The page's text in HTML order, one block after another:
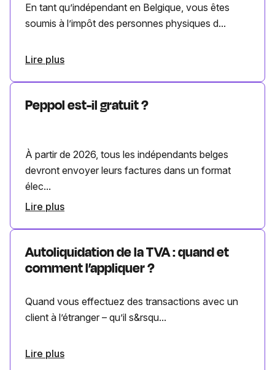
En tant qu’indépendant en Belgique, vous êtes
soumis à l’impôt des personnes physiques d...
Lire plus
Peppol est-il gratuit ?
À partir de 2026, tous les indépendants belges
devront envoyer leurs factures dans un format
élec...
Lire plus
Autoliquidation de la TVA : quand et
comment l’appliquer ?
Quand vous effectuez des transactions avec un
client à l’étranger – qu’il s&rsqu...
Lire plus